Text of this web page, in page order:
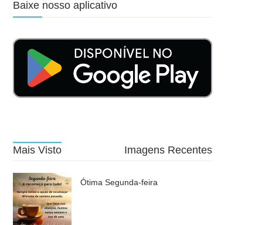
Baixe nosso aplicativo
Mais Visto Imagens Recentes
Ótima Segunda-feira